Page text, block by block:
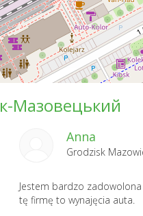
Мазовецький
Anna
Jestem bardzo
tę firmę to wynajęcia auta.